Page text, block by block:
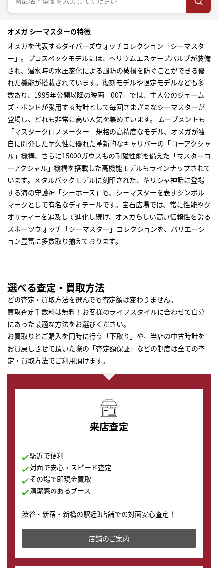
オメガ シーマスターの特徴
オメガを代表するダイバーズウォッチコレクション「シーマスタ
ー」。プロスペックモデルには、ヘリウムエスケープバルブが装備
され、潜水時の水圧変化による風防の破損を防ぐことができる優
れた機能が搭載されています。復刻モデルや限定モデルなども多
数あり、1995年公開以降の映画「007」では、主人公のジェーム
ズ・ボンドが愛用する時計として毎回さまざまなシーマスターが
登場し、どれも非常に高い人気を集めています。 ムーブメントも
「マスタークロノメーター」規格の高精度なモデル、オメガが独
自に開発した耐久性に優れた革新的なキャリバーの「コーアクシャ
ル」機構、さらに15000ガウスもの耐磁性能を備えた「マスターコ
ーアクシャル」機構を搭載した高機能モデルもラインナップされて
います。メタルバックモデルに刻印された、ギリシャ神話に登場
する海の守護神「シーホース」も、シーマスターを表すシンボル
マークとして有名なディテールです。宝石広場では、常に性能やク
オリティーを追及して進化し続け、オメガらしい高い信頼性を誇る
スポーツウォッチ「シーマスター」コレクションを、バリエーシ
ョン豊富に多数取り揃えております。
選べる査定・買取方法
どの査定・買取方法を選んでも査定額は変わりません。
買取査定手数料は無料！お客様のライフスタイルに合わせて自分
にあった最適な方法をお選びください。
お買取りとご購入を同時に行う「下取り」や、当店の中古時計を
お買戻しさせて頂いた際の「査定額保証」などの制度は全ての査
定・買取方法でご利用頂けます。
来店査定
駅近で便利
対面で安心・スピード査定
その場で即現金買取
清潔感のあるブース
渋谷・新宿・新橋の駅近3店舗での対面安心査定！
その場で現金買取致します。渋谷本店では、時計販売の
店舗を併設しており、下取りに出してお得に新しい時計
の購入もできます♪
店舗のご案内